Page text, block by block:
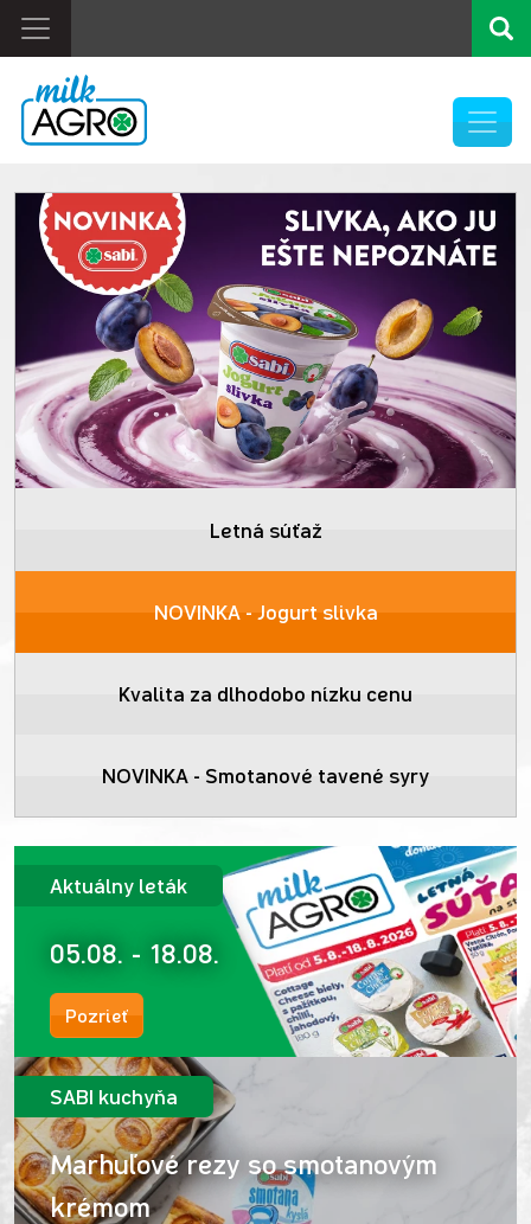
Previous
Letná súťaž
NOVINKA - Jogurt slivka
Kvalita za dlhodobo nízku cenu
NOVINKA - Smotanové tavené syry
Aktuálny leták
05.08. - 18.08.
Pozrieť
SABI kuchyňa
Marhuľové rezy so smotanovým
krémom